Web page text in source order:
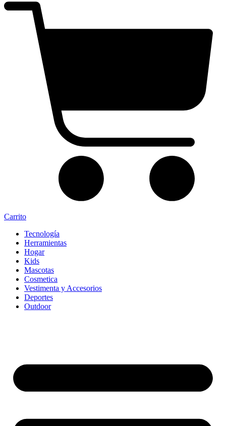
Carrito
Tecnología
Herramientas
Hogar
Kids
Mascotas
Cosmetica
Vestimenta y Accesorios
Deportes
Outdoor